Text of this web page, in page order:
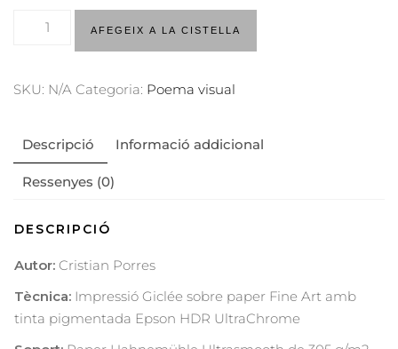
AFEGEIX A LA CISTELLA
SKU: N/A Categoria: Poema visual
Descripció Informació addicional
Ressenyes (0)
DESCRIPCIÓ
Autor: Cristian Porres
Tècnica: Impressió Giclée sobre paper Fine Art amb
tinta pigmentada Epson HDR UltraChrome